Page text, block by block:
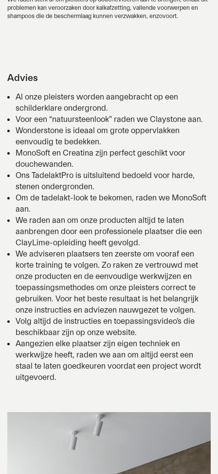
problemen kan veroorzaken door kalkafzetting, vallende voorwerpen en
shampoos die de beschermlaag kunnen verzwakken, enzovoort.
Advies
Al onze pleisters worden aangebracht op een
schilderklare ondergrond.
Voor een “natuursteenlook” raden we Claystoneaan.
Wonderstoneis ideaal om grote oppervlakken
eenvoudig te bedekken.
MonoSoften Creatina zijn perfect geschikt voor
douchewanden.
Ons TadelaktProis uitsluitend bedoeld voor harde,
stenen ondergronden.
Om de tadelakt-look te bekomen, raden we MonoSoft
aan.
We raden aan om onze producten altijd te laten
aanbrengen door een professionele plaatser die een
ClayLime-opleiding heeft gevolgd.
We adviseren plaatsers ten zeerste om vooraf een
korte training te volgen. Zo raken ze vertrouwd met
onze producten en de eenvoudige werkwijzen en
toepassingsmethodes om onze pleisters correct te
gebruiken. Voor het beste resultaat is het belangrijk
onze instructies en adviezen nauwgezet te volgen.
Volg altijd de instructies en toepassingsvideo’s die
beschikbaar zijn op onze website.
Aangezien elke plaatser zijn eigen techniek en
werkwijze heeft, raden we aan om altijd eerst een
staal te laten goedkeuren voordat een project wordt
uitgevoerd.